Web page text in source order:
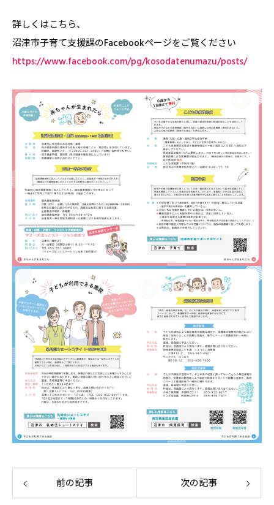
詳しくはこちら、
沼津市子育て支援課のFacebookページをご覧ください
https://www.facebook.com/pg/kosodatenumazu/posts/
前の記事 次の記事